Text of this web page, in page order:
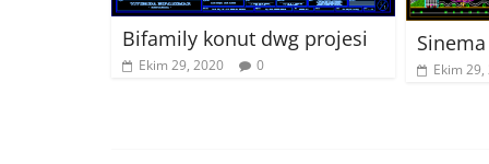
Bifamily konut dwg projesi
Ekim 29, 2020 0 Ekim